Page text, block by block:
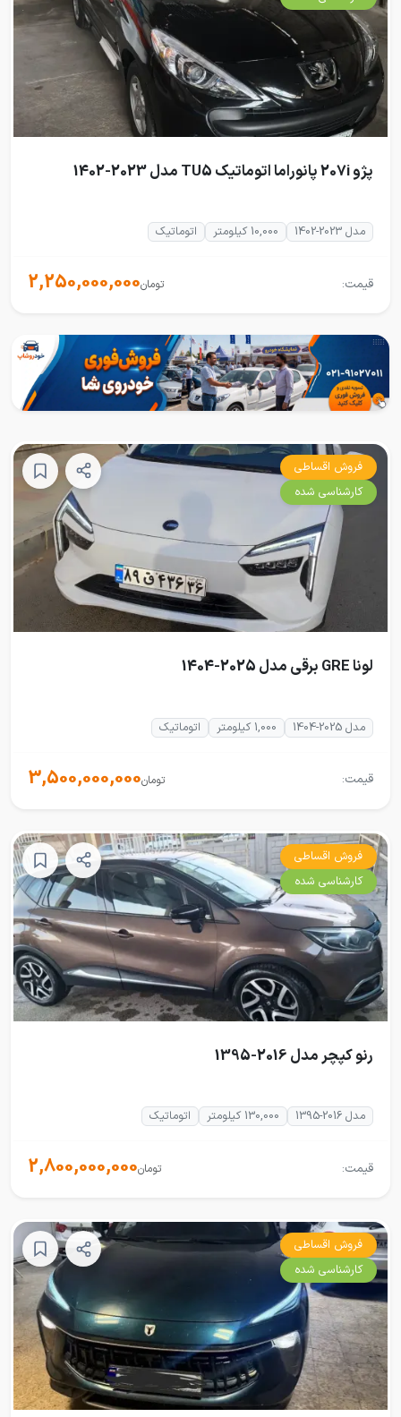
پژو 207i پانوراما اتوماتیک TU5 مدل 2023-1402
مدل 2023-1402 10,000 کیلومتر اتوماتیک
قیمت: 2,250,000,000تومان
فروش اقساطی
کارشناسی شده
لونا GRE برقی مدل 2025-1404
مدل 2025-1404 1,000 کیلومتر اتوماتیک
قیمت: 3,500,000,000تومان
فروش اقساطی
کارشناسی شده
رنو کپچر مدل 2016-1395
مدل 2016-1395 130,000 کیلومتر اتوماتیک
قیمت: 2,800,000,000تومان
فروش اقساطی
کارشناسی شده